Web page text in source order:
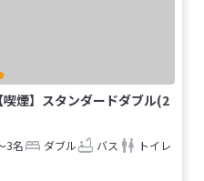
煙】スタンダードダブル(2
3名 ダブル バス
トイレ